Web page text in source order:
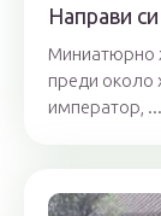
Направи
Миниатюрно
преди около
император, ...